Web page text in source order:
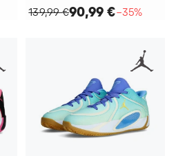
139,99 €90,99 €−35%